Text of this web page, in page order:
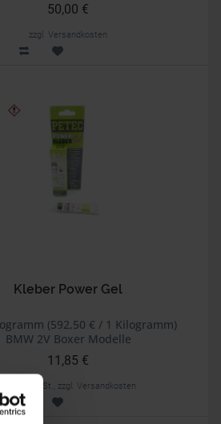
50,00 €
zzgl. Versandkosten
Kleber Power Gel
(592,50 € / 1 Kilogramm)
BMW 2V Boxer Modelle
11,85 €
inkl. ges. USt., zzgl. Versandkosten